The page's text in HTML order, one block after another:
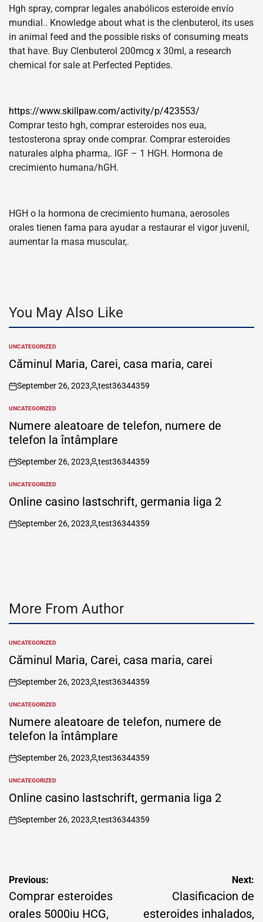
Hgh spray, comprar legales anabólicos esteroide envío
mundial.. Knowledge about what is the clenbuterol, its uses
in animal feed and the possible risks of consuming meats
that have. Buy Clenbuterol 200mcg x 30ml, a research
chemical for sale at Perfected Peptides.
https://www.skillpaw.com/activity/p/423553/
Comprar testo hgh, comprar esteroides nos eua,
testosterona spray onde comprar. Comprar esteroides
naturales alpha pharma,. IGF – 1 HGH. Hormona de
crecimiento humana/hGH.
HGH o la hormona de crecimiento humana, aerosoles
orales tienen fama para ayudar a restaurar el vigor juvenil,
aumentar la masa muscular,.
You May Also Like
POSTED
IN
UNCATEGORIZED
Căminul Maria, Carei, casa maria, carei
on
September 26, 2023
Posted
test36344359
POSTED
IN
UNCATEGORIZED
Numere aleatoare de telefon, numere de
telefon la întâmplare
on
September 26, 2023
Posted
test36344359
POSTED
IN
UNCATEGORIZED
Online casino lastschrift, germania liga 2
on
September 26, 2023
Posted
test36344359
More From Author
POSTED
IN
UNCATEGORIZED
Căminul Maria, Carei, casa maria, carei
on
September 26, 2023
Posted
test36344359
POSTED
IN
UNCATEGORIZED
Numere aleatoare de telefon, numere de
telefon la întâmplare
on
September 26, 2023
Posted
test36344359
POSTED
IN
UNCATEGORIZED
Online casino lastschrift, germania liga 2
on
September 26, 2023
Posted
test36344359
Post
navigation
Previous:
Comprar esteroides
orales 5000iu HCG,
Next:
Clasificacion de
esteroides inhalados,